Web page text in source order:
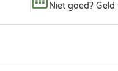
Niet goed? Geld